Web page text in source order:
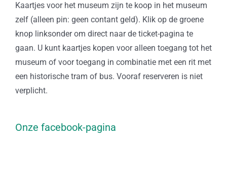
Kaartjes voor het museum zijn te koop in het museum
zelf (alleen pin: geen contant geld). Klik op de groene
knop linksonder om direct naar de ticket-pagina te
gaan. U kunt kaartjes kopen voor alleen toegang tot het
museum of voor toegang in combinatie met een rit met
een historische tram of bus. Vooraf reserveren is niet
verplicht.
Onze facebook-pagina